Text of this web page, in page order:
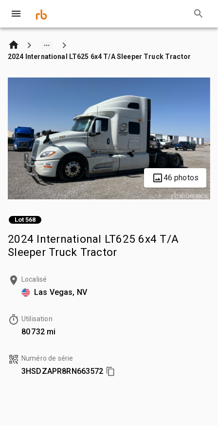
2024 International LT625 6x4 T/A Sleeper Truck Tractor
46 photos
Lot 568
2024 International LT625 6x4 T/A
Sleeper Truck Tractor
Localisé
Las Vegas, NV
Utilisation
80 732 mi
Numéro de série
3HSDZAPR8RN663572